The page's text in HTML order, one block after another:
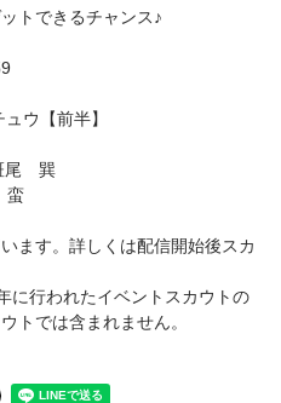
トできるチャンス♪
ウ【前半】
尾 巽
蛮
ます。詳しくは配信開始後スカ
に行われたイベントスカウトの
トでは含まれません。